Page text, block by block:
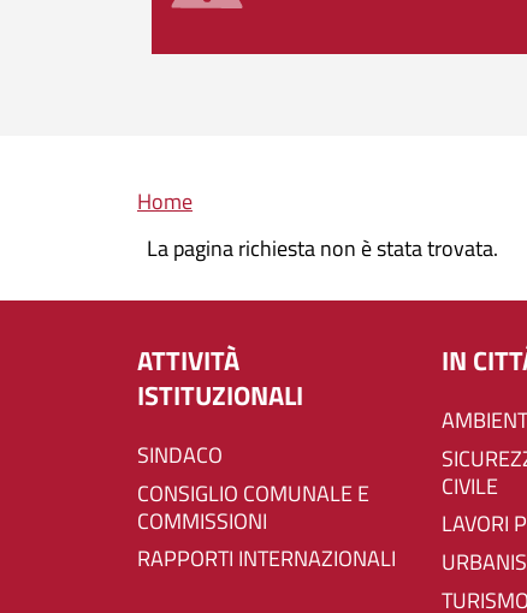
Briciole di pane
Home
La pagina richiesta non è stata trovata.
ATTIVITÀ
ISTITUZIONALI
SINDACO
CONSIGLIO COMUNALE E
COMMISSIONI
RAPPORTI INTERNAZIONALI
IN
SICUREZZA E PROTEZIONE
CIVILE
LAVORI
TURISMO